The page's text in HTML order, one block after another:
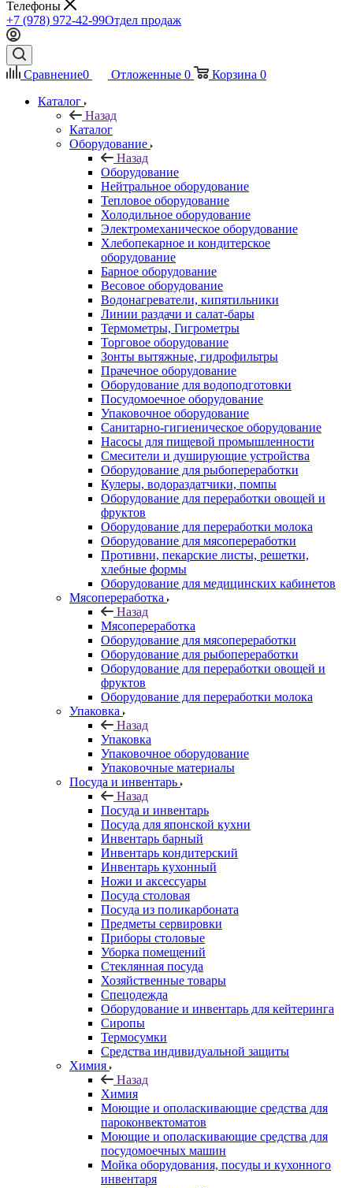
Телефоны
+7 (978) 972-42-99Отдел продаж
Сравнение0 Отложенные 0 Корзина 0
Каталог
Назад
Каталог
Оборудование
Назад
Оборудование
Нейтральное оборудование
Тепловое оборудование
Холодильное оборудование
Электромеханическое оборудование
Хлебопекарное и кондитерское
оборудование
Барное оборудование
Весовое оборудование
Водонагреватели, кипятильники
Линии раздачи и салат-бары
Термометры, Гигрометры
Торговое оборудование
Зонты вытяжные, гидрофильтры
Прачечное оборудование
Оборудование для водоподготовки
Посудомоечное оборудование
Упаковочное оборудование
Санитарно-гигиеническое оборудование
Насосы для пищевой промышленности
Смесители и душирующие устройства
Оборудование для рыбопереработки
Кулеры, водораздатчики, помпы
Оборудование для переработки овощей и
фруктов
Оборудование для переработки молока
Оборудование для мясопереработки
Противни, пекарские листы, решетки,
хлебные формы
Оборудование для медицинских кабинетов
Мясопереработка
Назад
Мясопереработка
Оборудование для мясопереработки
Оборудование для рыбопереработки
Оборудование для переработки овощей и
фруктов
Оборудование для переработки молока
Упаковка
Назад
Упаковка
Упаковочное оборудование
Упаковочные материалы
Посуда и инвентарь
Назад
Посуда и инвентарь
Посуда для японской кухни
Инвентарь барный
Инвентарь кондитерский
Инвентарь кухонный
Ножи и аксессуары
Посуда столовая
Посуда из поликарбоната
Предметы сервировки
Приборы столовые
Уборка помещений
Стеклянная посуда
Хозяйственные товары
Спецодежда
Оборудование и инвентарь для кейтеринга
Сиропы
Термосумки
Средства индивидуальной защиты
Химия
Назад
Химия
Моющие и ополаскивающие средства для
пароконвектоматов
Моющие и ополаскивающие средства для
посудомоечных машин
Мойка оборудования, посуды и кухонного
инвентаря